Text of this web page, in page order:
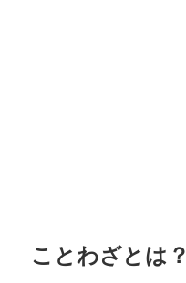
ことわざとは？